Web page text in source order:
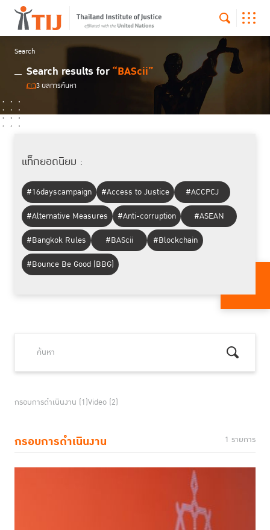
Search
Search results for“BAScii”
3 ผลการค้นหา
แท็กยอดนิยม :
#16dayscampaign #Access to Justice
#ACCPCJ
#Alternative Measures
#Anti-corruption
#ASEAN
#Bangkok Rules
#BAScii
#Blockchain
#Bounce Be Good (BBG)
กรอบการดำเนินงาน (1)Video (2)
กรอบการดำเนินงาน 1 รายการ